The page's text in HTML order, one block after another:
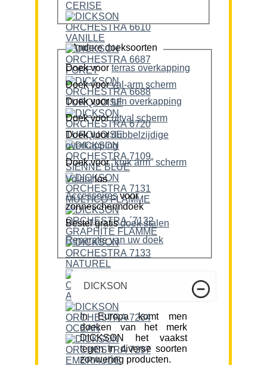
Andere doeksoorten
Doek voor terras overkapping
Doek voor
val-arm scherm
Doek voor
tuin overkapping
Doek voor
uitval scherm
Doek voordubbelzijdige
overkapping
Doek voor
“knik arm” scherm
Volantlos
Accessoiresvoor
zonneschermdoek
Bestel gratis doek stalen
Reparatie van uw doek
DICKSON
In Europa komt men
doeken van het merk
DICKSON het vaakst
tegen in diverse soorten
zonwering producten.